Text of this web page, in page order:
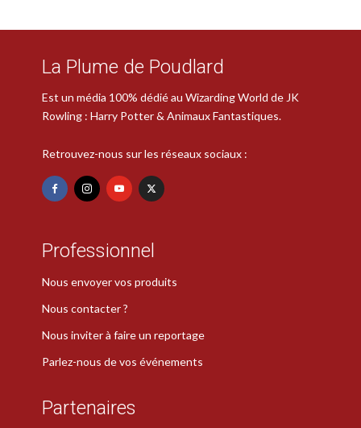
La Plume de Poudlard
Est un média 100% dédié au Wizarding World de JK
Rowling : Harry Potter & Animaux Fantastiques.
Retrouvez-nous sur les réseaux sociaux :
Professionnel
Nous envoyer vos produits
Nous contacter ?
Nous inviter à faire un reportage
Parlez-nous de vos événements
Partenaires